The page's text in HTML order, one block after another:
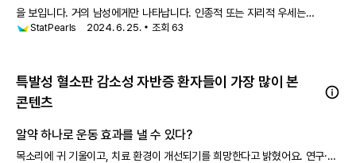
을 보입니다. 거의 남성에게만 나타납니다. 인종적 또는 지리적 우세는
없습니다. 이 상태는 경미한 사례가 특발성 혈소판 감소성 자반증으로
StatPearls 2024. 6. 25. 조회 63
특발성 혈소판 감소성 자반증 환자들이 가장 많이 본
콘텐츠
알약 하나로 운동 효과를 낼 수 있다?
목소리에 귀 기울이고, 치료 환경이 개선되기를 희망한다고 밝혔어요. 연구·